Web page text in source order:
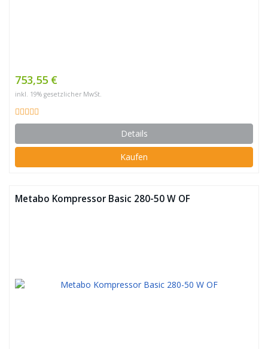
753,55 €
inkl. 19% gesetzlicher MwSt.
Details
Kaufen
Metabo Kompressor Basic 280-50 W OF